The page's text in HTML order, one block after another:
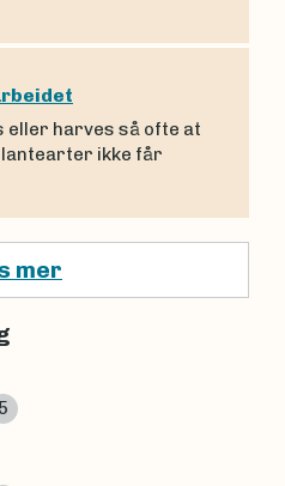
eller harves så ofte at
ikke får
mer
5